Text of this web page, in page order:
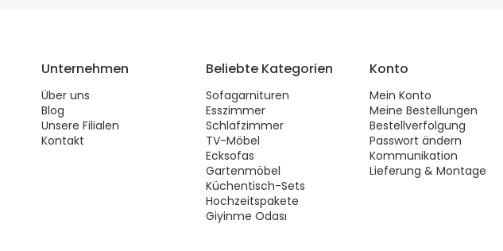
Unternehmen
Über uns
Blog
Unsere Filialen
Kontakt
Beliebte Kategorien
Sofagarnituren
Esszimmer
Schlafzimmer
TV-Möbel
Ecksofas
Gartenmöbel
Küchentisch-Sets
Hochzeitspakete
Giyinme Odası
Konto
Mein Konto
Meine Bestellungen
Bestellverfolgung
Passwort ändern
Kommunikation
Lieferung & Montage